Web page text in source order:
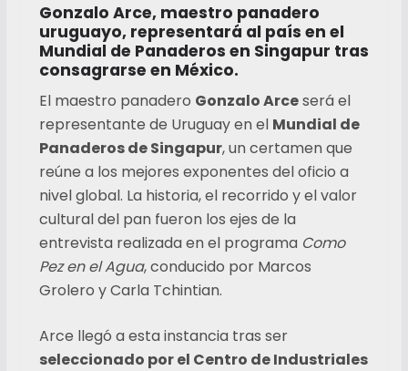
Gonzalo Arce, maestro panadero
uruguayo, representará al país en el
Mundial de Panaderos en Singapur tras
consagrarse en México.
El maestro panadero Gonzalo Arceserá el
representante de Uruguay en el Mundial de
Panaderos de Singapur, un certamen que
reúne a los mejores exponentes del oficio a
nivel global. La historia, el recorrido y el valor
cultural del pan fueron los ejes de la
entrevista realizada en el programa Como
Pez en el Agua, conducido por Marcos
Grolero y Carla Tchintian.
Arce llegó a esta instancia tras ser
seleccionado por el Centro de Industriales